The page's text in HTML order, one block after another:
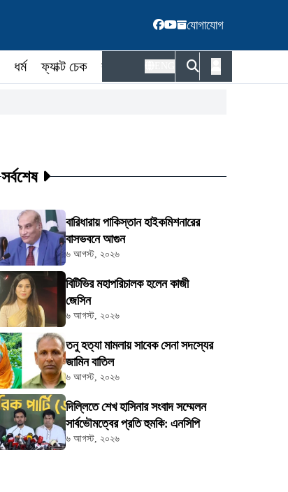
যোগাযোগ
ধর্ম ফ্যাক্ট চেক কর্মকর্তা
সর্বশেষ
বারিধারায় পাকিস্তান হাইকমিশনারের
বাসভবনে আগুন
৬ আগস্ট, ২০২৬
বিটিভির মহাপরিচালক হলেন কাজী
জেসিন
৬ আগস্ট, ২০২৬
তনু হত্যা মামলায় সাবেক সেনা সদস্যের
জামিন বাতিল
৬ আগস্ট, ২০২৬
দিল্লিতে শেখ হাসিনার সংবাদ সম্মেলন
সার্বভৌমত্বের প্রতি হুমকি: এনসিপি
৬ আগস্ট, ২০২৬